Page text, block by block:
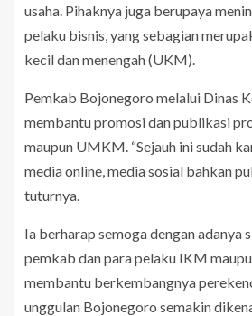
usaha. Pihaknya juga berupaya
pelaku bisnis, yang sebagian
kecil dan menengah (UKM).
Pemkab Bojonegoro melalui Dinas
membantu promosi dan publikasi
maupun UMKM. “Sejauh ini sudah
media online, media sosial bahkan
tuturnya.
Ia berharap semoga dengan adanya
pemkab dan para pelaku IKM
membantu berkembangnya
unggulan Bojonegoro semakin